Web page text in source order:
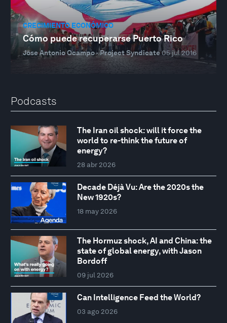
CRECIMIENTO ECONÓMICO
Cómo puede recuperarse Puerto Rico
Jose Antonio Ocampo · Project Syndicate05 jul 2016
Podcasts
The Iran oil shock: will it force the
world to re-think the future of
energy?
28 abr 2026
Decade Déjà Vu: Are the 2020s the
New 1920s?
18 may 2026
The Hormuz shock, AI and China: the
state of global energy, with Jason
Bordoff
09 jul 2026
Can Intelligence Feed the World?
03 ago 2026